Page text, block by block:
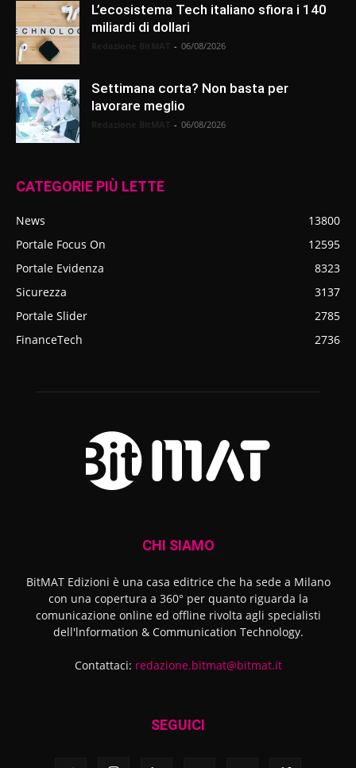
L’ecosistema Tech italiano sfiora i 140
miliardi di dollari
- 06/08/2026
Settimana corta? Non basta per
lavorare meglio
- 06/08/2026
CATEGORIE PIÙ LETTE
News
13800
Portale Focus On
12595
Portale Evidenza
8323
Sicurezza
3137
Portale Slider
2785
FinanceTech
2736
CHI SIAMO
BitMAT Edizioni è una casa editrice che ha sede a Milano
con una copertura a 360° per quanto riguarda la
comunicazione online ed offline rivolta agli specialisti
dell'lnformation & Communication Technology.
Contattaci: redazione.bitmat@bitmat.it
SEGUICI